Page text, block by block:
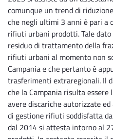
comunque un trend di
che negli ultimi 3 anni è pari a
rifiuti urbani prodotti. Tale
residuo di trattamento della
rifiuti urbani al momento non
Campania e che pertanto è
trasferimenti extraregionali. Il
che la Campania risulta essere
avere discariche autorizzate
di gestione rifiuti soddisfatta
dal 2014 si attesta intorno al